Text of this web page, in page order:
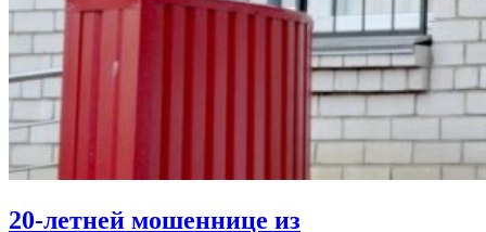
20-летней мошеннице из